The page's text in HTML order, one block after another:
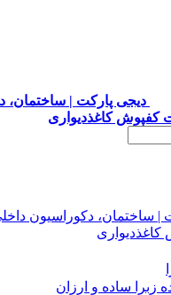
دیجی پارکت | ساختمان،
کفپوش کاغذدیواری
زبرا ساده و ارزان